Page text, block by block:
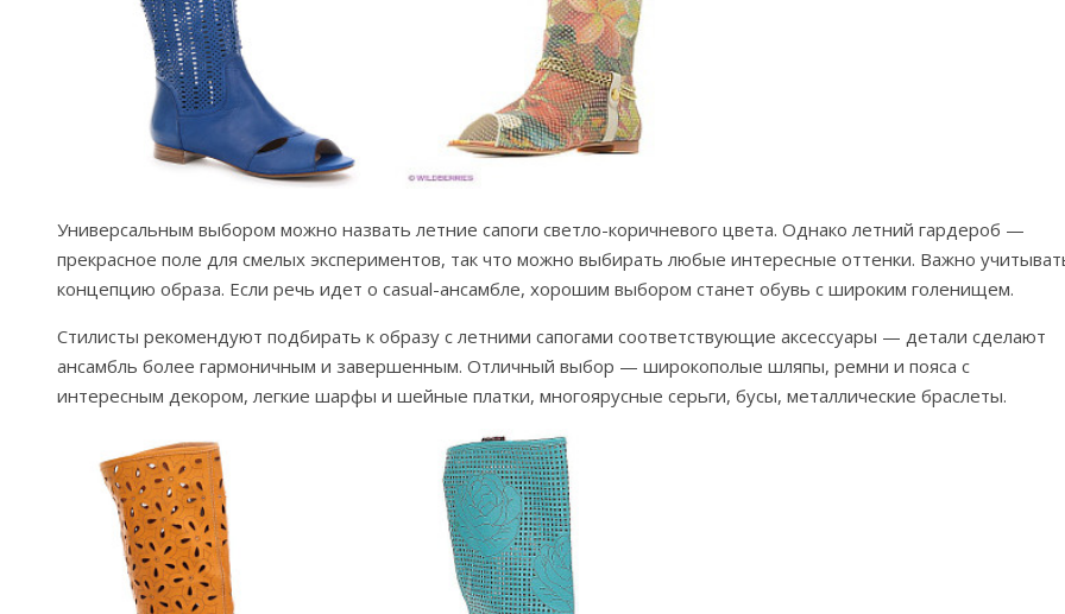
Универсальным выбором можно назвать летние сапоги светло-коричневого цвета. Однако летний гардероб —
прекрасное поле для смелых экспериментов, так что можно выбирать любые интересные оттенки. Важно
концепцию образа. Если речь идет о casual-ансамбле, хорошим выбором станет обувь с широким голенищем.
Стилисты рекомендуют подбирать к образу с летними сапогами соответствующие аксессуары — детали сделают
ансамбль более гармоничным и завершенным. Отличный выбор — широкополые шляпы, ремни и пояса с
интересным декором, легкие шарфы и шейные платки, многоярусные серьги, бусы, металлические браслеты.